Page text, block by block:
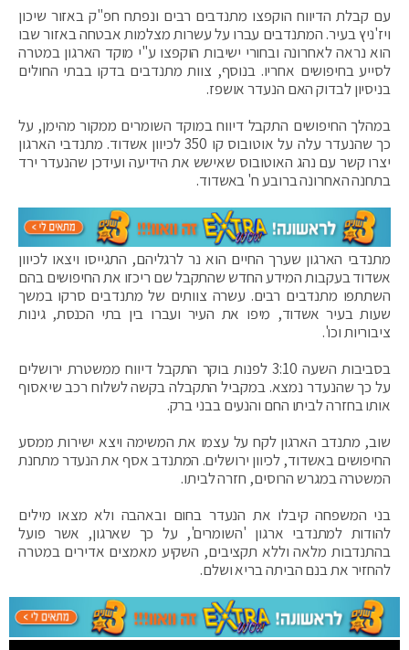
עם קבלת הדיווח הוקפצו מתנדבים רבים ונפתח חפ"ק באזור שיכון
ויז'ניץ בעיר. המתנדבים עברו על עשרות מצלמות אבטחה באזור שבו
הוא נראה לאחרונה ובחורי ישיבות הוקפצו ע"י מוקד הארגון במטרה
לסייע בחיפושים אחריו. בנוסף, צוות מתנדבים בדקו בבתי החולים
בניסיון לבדוק האם הנעדר אושפז.
במהלך החיפושים התקבל דיווח במוקד השומרים ממקור מהימן, על
כך שהנעדר עלה על אוטובוס קו 350 לכיוון אשדוד. מתנדבי הארגון
יצרו קשר עם נהג האוטובוס שאישש את הידיעה ועידכן שהנעדר ירד
בתחנה האחרונה ברובע ח' באשדוד.
מתנדבי הארגון שערך החיים הוא נר לרגליהם, התגייסו ויצאו לכיוון
אשדוד בעקבות המידע החדש שהתקבל שם ריכזו את החיפושים בהם
השתתפו מתנדבים רבים. עשרה צוותים של מתנדבים סרקו במשך
שעות בעיר אשדוד, מיפו את העיר ועברו בין בתי הכנסת, גינות
ציבוריות וכו'.
בסביבות השעה 3:10 לפנות בוקר התקבל דיווח ממשטרת ירושלים
על כך שהנעדר נמצא. במקביל התקבלה בקשה לשלוח רכב שיאסוף
אותו בחזרה לביתו החם והנעים בבני ברק.
שוב, מתנדב הארגון לקח על עצמו את המשימה ויצא ישירות ממסע
החיפושים באשדוד, לכיוון ירושלים. המתנדב אסף את הנעדר מתחנת
המשטרה במגרש הרוסים, חזרה לביתו.
בני המשפחה קיבלו את הנעדר בחום ובאהבה ולא מצאו מילים
להודות למתנדבי ארגון 'השומרים', על כך שארגון, אשר פועל
בהתנדבות מלאה וללא תקציבים, השקיע מאמצים אדירים במטרה
להחזיר את בנם הביתה בריא ושלם.